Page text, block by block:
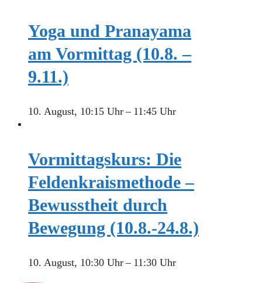
Yoga und Pranayama
am Vormittag (10.8. –
9.11.)
10. August, 10:15 Uhr– 11:45 Uhr
Vormittagskurs: Die
Feldenkraismethode –
Bewusstheit durch
Bewegung (10.8.-24.8.)
10. August, 10:30 Uhr– 11:30 Uhr